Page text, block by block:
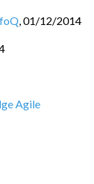
,01/12/2014
Agile